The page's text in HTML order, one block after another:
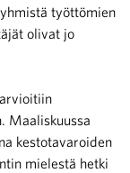
työttömien
olivat jo
Maaliskuussa
kestotavaroiden
mielestä hetki